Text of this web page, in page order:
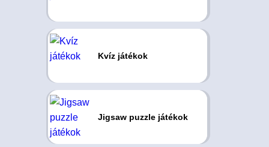
Kvíz játékok
Jigsaw puzzle játékok